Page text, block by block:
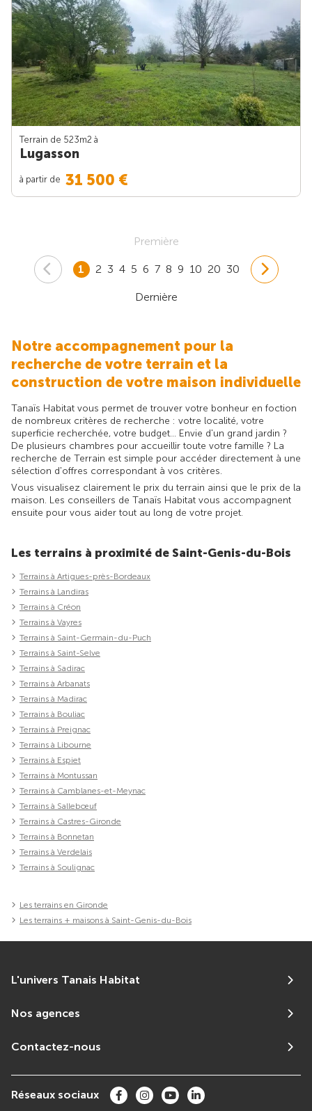
Terrain de 523m2 à
Lugasson
à partir de 31 500 €
Première
1 2 3 4 5 6 7 8 9 10 20 30
Dernière
Notre accompagnement pour la
recherche de votre terrain et la
construction de votre maison individuelle
Tanaïs Habitat vous permet de trouver votre bonheur en foction
de nombreux critères de recherche : votre localité, votre
superficie recherchée, votre budget... Envie d'un grand jardin ?
De plusieurs chambres pour accueillir toute votre famille ? La
recherche de Terrain est simple pour accéder directement à une
sélection d'offres correspondant à vos critères.
Vous visualisez clairement le prix du terrain ainsi que le prix de la
maison. Les conseillers de Tanaïs Habitat vous accompagnent
ensuite pour vous aider tout au long de votre projet.
Les terrains à proximité de Saint-Genis-du-Bois
Terrains à Artigues-près-Bordeaux
Terrains à Landiras
Terrains à Créon
Terrains à Vayres
Terrains à Saint-Germain-du-Puch
Terrains à Saint-Selve
Terrains à Sadirac
Terrains à Arbanats
Terrains à Madirac
Terrains à Bouliac
Terrains à Preignac
Terrains à Libourne
Terrains à Espiet
Terrains à Montussan
Terrains à Camblanes-et-Meynac
Terrains à Sallebœuf
Terrains à Castres-Gironde
Terrains à Bonnetan
Terrains à Verdelais
Terrains à Soulignac
Les terrains en Gironde
Les terrains + maisons à Saint-Genis-du-Bois
L'univers Tanais Habitat
Nos agences
Contactez-nous
Réseaux sociaux